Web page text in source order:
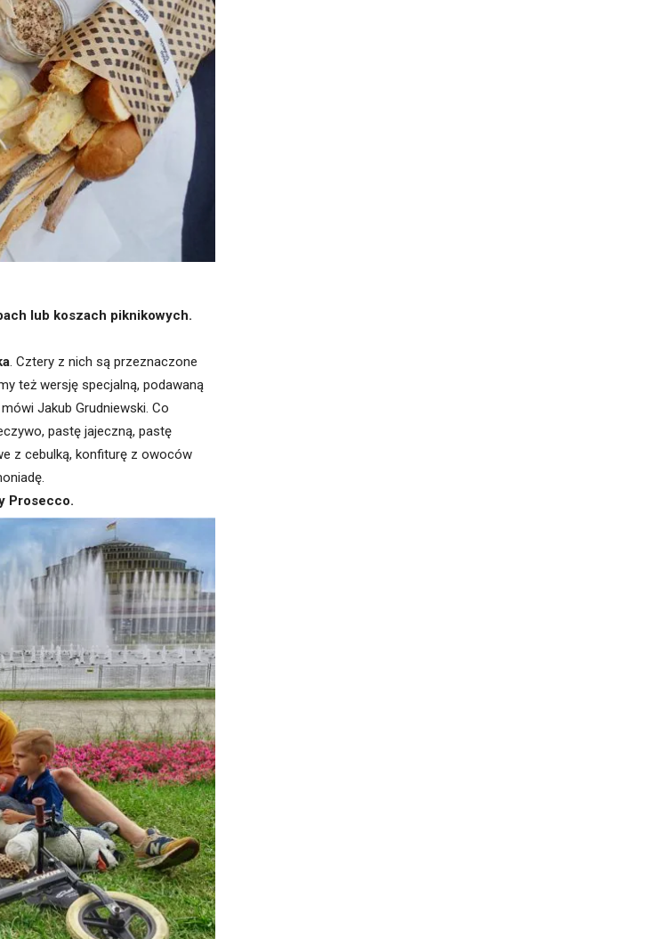
lub koszach piknikowych.
. Cztery z nich są przeznaczone
też wersję specjalną, podawaną
Jakub Grudniewski. Co
pastę jajeczną, pastę
z cebulką, konfiturę z owoców
Prosecco.